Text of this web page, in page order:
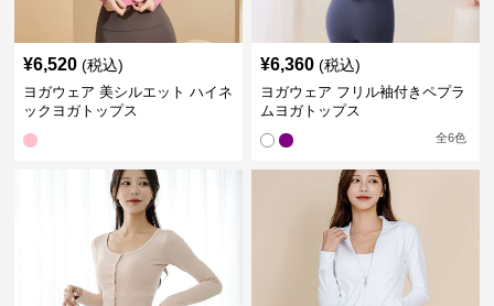
¥6,520 (税込)
ヨガウェア 美シルエット ハイネ
ックヨガトップス
¥6,360 (税込)
ヨガウェア フリル袖付きペプラ
ムヨガトップス
全6色